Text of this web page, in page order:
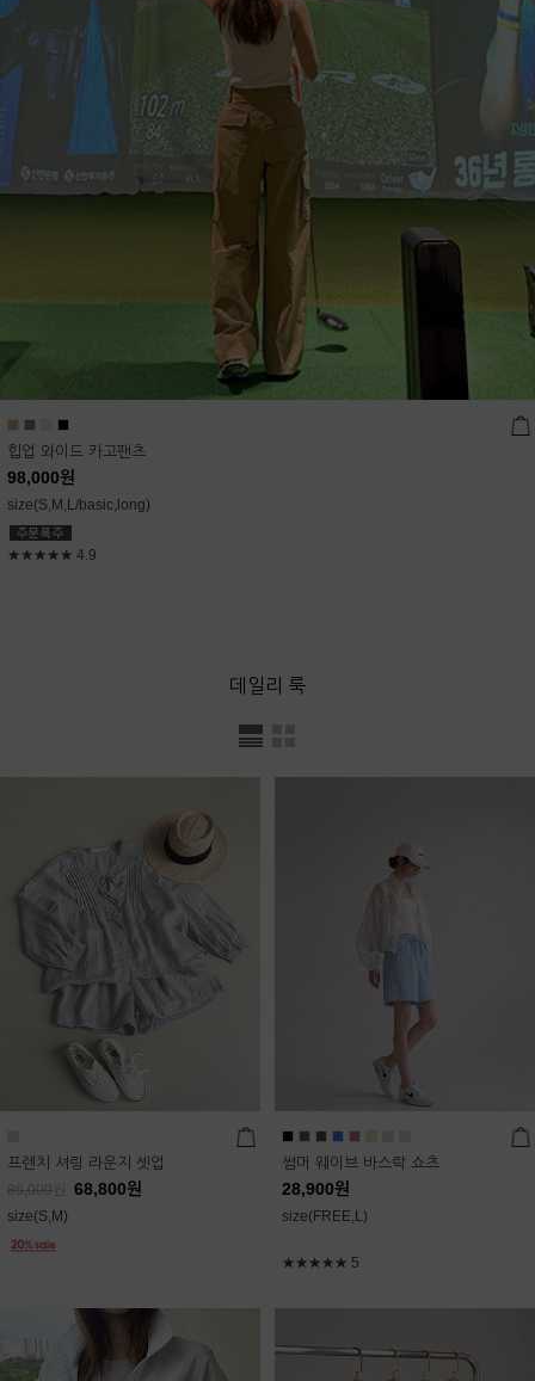
힙업 와이드 카고팬츠
98,000원
size(S,M,L/basic,long)
★★★★★ 4.9
데일리 룩
프렌치 셔링 라운지 셋업
86,000 68,800원
size(S,M)
썸머 웨이브 바스락 쇼츠
28,900원
size(FREE,L)
★★★★★ 5